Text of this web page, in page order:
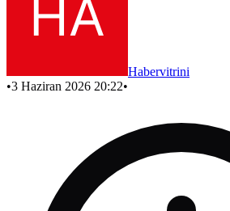
Habervitrini
•3 Haziran 2026 20:22•